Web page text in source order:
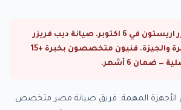
⚠ صيانة ديب فريزر اريستون في 6 اكتوبر. صيانة ديب فريزر
اريستون في القاهرة والجيزة. فنيون متخصصون بخبرة +15
— ضمان 6 أشهر.
الأجهزة المهمة. فريق صيانة مصر متخصص